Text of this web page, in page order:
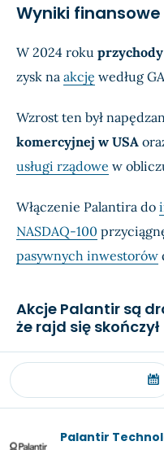
Wyniki finansowe
W 2024 roku przychody
zysk na akcję według
Wzrost ten był
komercyjnej w USA
usługi rządowe w
Włączenie Palantira do
NASDAQ-100
pasywnych inwestorów
Akcje Palantir są
że rajd się skończył
Palantir